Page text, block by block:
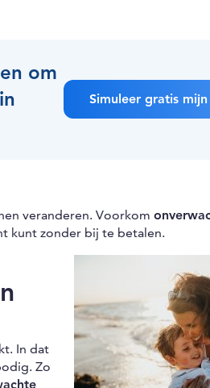
om
Simuleer gratis
veranderen. Voorkom
kunt zonder bij te betalen.
In dat
Zo